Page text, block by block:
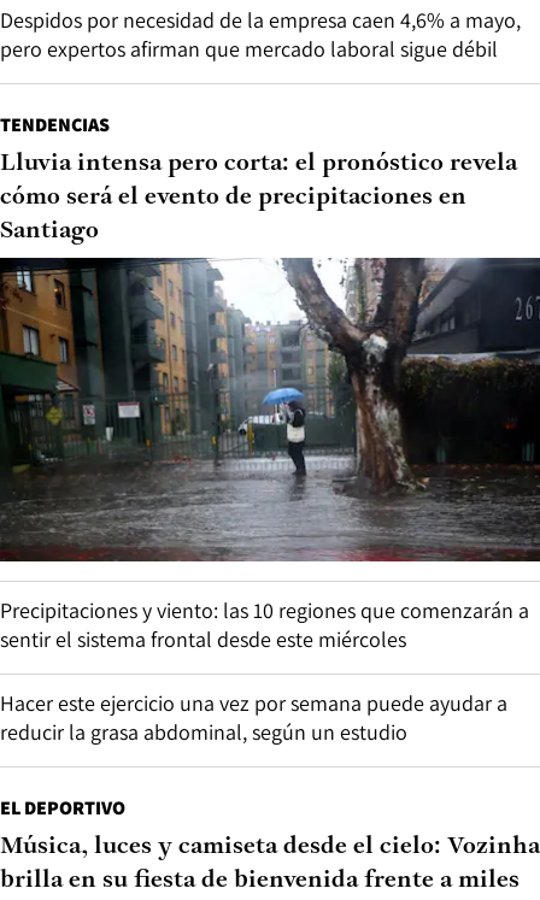
Despidos por necesidad de la empresa caen 4,6% a mayo,
pero expertos afirman que mercado laboral sigue débil
TENDENCIAS
Lluvia intensa pero corta: el pronóstico revela
cómo será el evento de precipitaciones en
Santiago
Precipitaciones y viento: las 10 regiones que comenzarán a
sentir el sistema frontal desde este miércoles
Hacer este ejercicio una vez por semana puede ayudar a
reducir la grasa abdominal, según un estudio
EL DEPORTIVO
Música, luces y camiseta desde el cielo: Vozinha
brilla en su fiesta de bienvenida frente a miles